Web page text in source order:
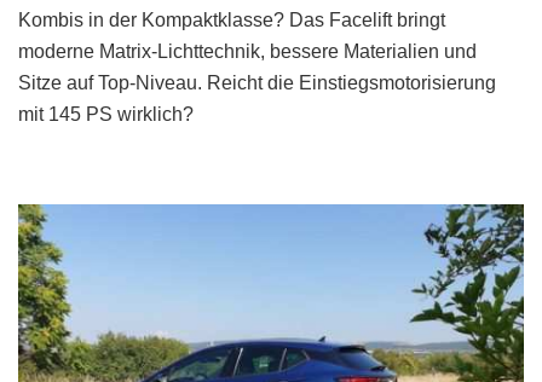
Kombis in der Kompaktklasse? Das Facelift bringt
moderne Matrix-Lichttechnik, bessere Materialien und
Sitze auf Top-Niveau. Reicht die Einstiegsmotorisierung
mit 145 PS wirklich?